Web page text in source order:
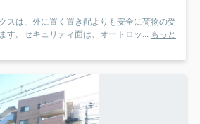
スは、外に置く置き配よりも安全に荷物の受
す。セキュリティ面は、オートロッ... もっと